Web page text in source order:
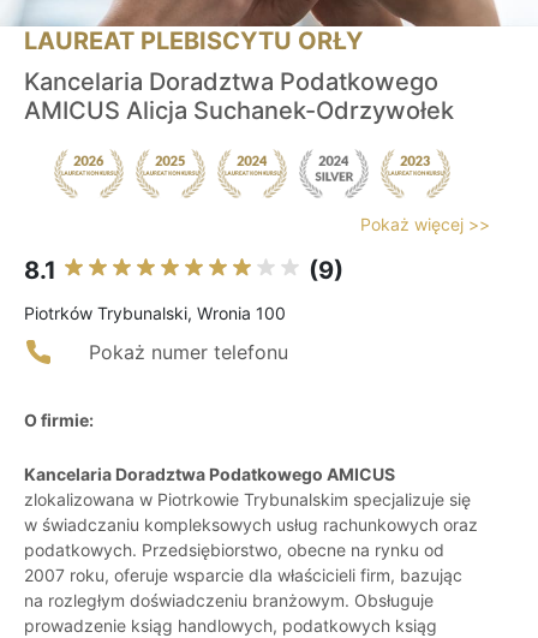
LAUREAT PLEBISCYTU ORŁY
Kancelaria Doradztwa Podatkowego
AMICUS Alicja Suchanek-Odrzywołek
Pokaż więcej >>
8.1 (9)
Piotrków Trybunalski, Wronia 100
Pokaż numer telefonu
O firmie:
Kancelaria Doradztwa Podatkowego AMICUS
zlokalizowana w Piotrkowie Trybunalskim specjalizuje się
w świadczaniu kompleksowych usług rachunkowych oraz
podatkowych. Przedsiębiorstwo, obecne na rynku od
2007 roku, oferuje wsparcie dla właścicieli firm, bazując
na rozległym doświadczeniu branżowym. Obsługuje
prowadzenie ksiąg handlowych, podatkowych ksiąg